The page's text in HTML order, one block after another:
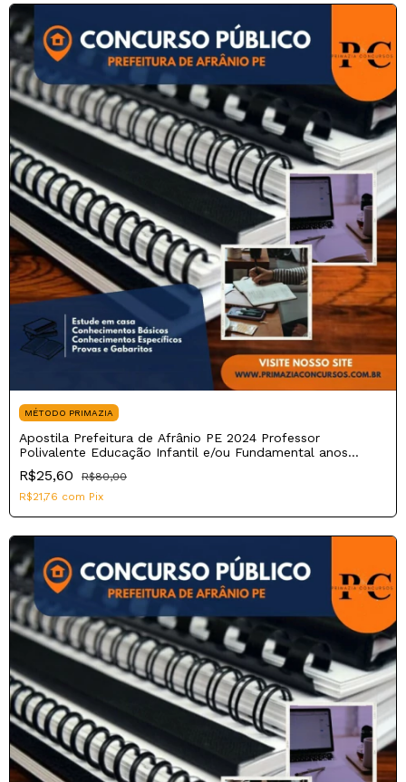
MÉTODO PRIMAZIA
Apostila Prefeitura de Afrânio PE 2024 Professor
Polivalente Educação Infantil e/ou Fundamental anos
iniciais
R$25,60
R$80,00
R$21,76 com Pix